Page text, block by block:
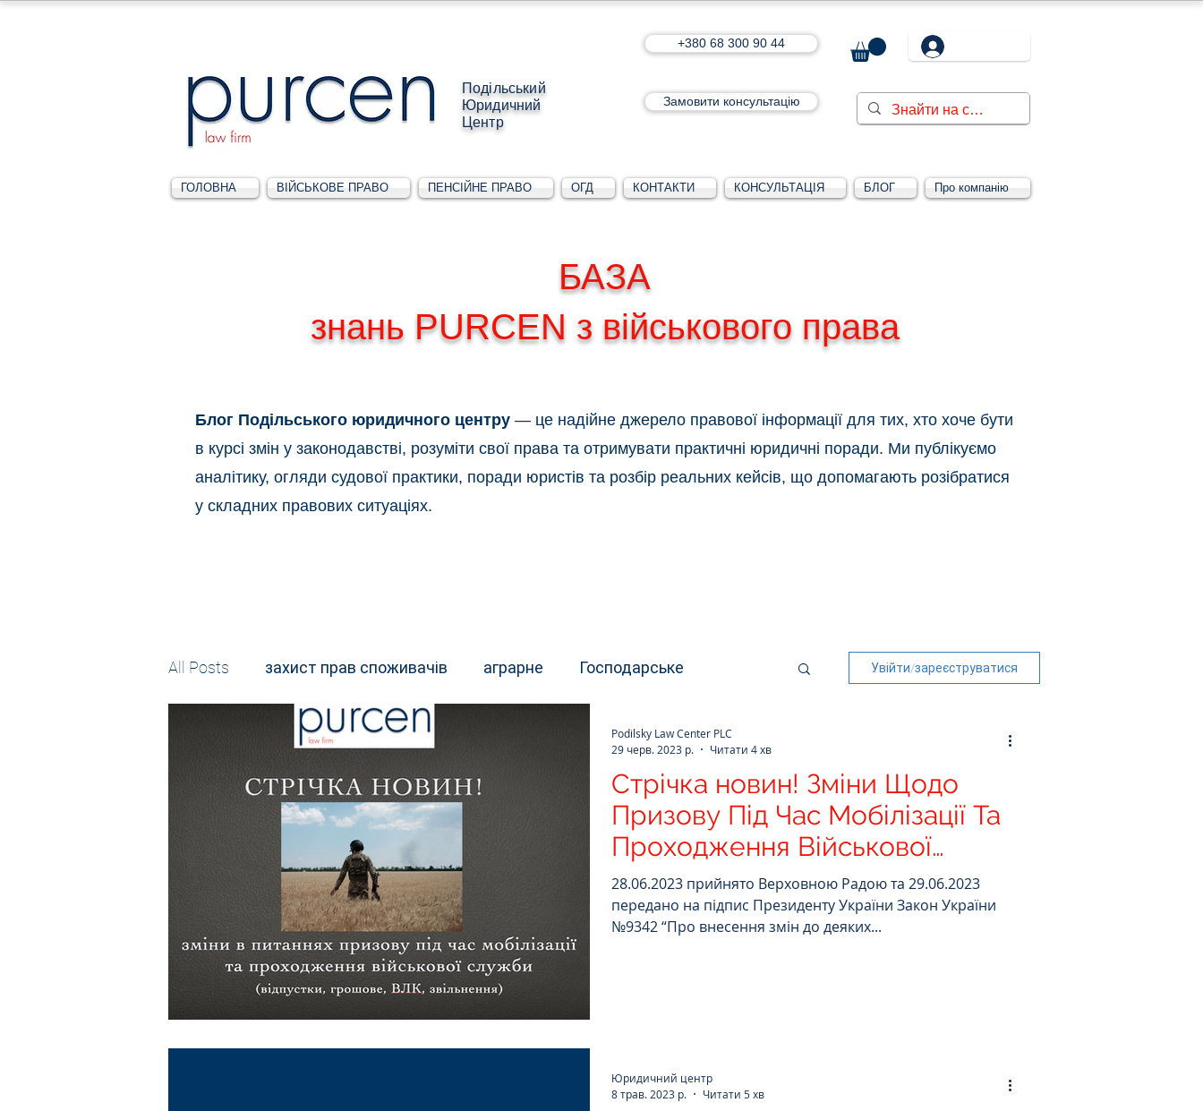
Подільський
Юридичний
Центр
+380 68 300 90 44
Замовити консультацію
ГОЛОВНА ВІЙСЬКОВЕ ПРАВО ПЕНСІЙНЕ ПРАВО ОГД КОНТАКТИ КОНСУЛЬТАЦІЯ БЛОГ Про компанію
БАЗА
знань PURCEN з військового права
Блог Подільського юридичного центру — це надійне джерело правової інформації для тих, хто хоче бути
в курсі змін у законодавстві, розуміти свої права та отримувати практичні юридичні поради. Ми публікуємо
аналітику, огляди судової практики, поради юристів та розбір реальних кейсів, що допомагають розібратися
у складних правових ситуаціях.
All Posts захист прав споживачів аграрне Господарське
Адміністративне Для юридичних осіб Трудове
Земельне Інтелектуальна власність Спортивне право
Корупційне Адміністративі порушення Права Жінок
Поліцейському Житлове Призовнику
Моральна шкода Війна СЗЧ Декларування
Військове право
Увійти/зареєструватися
Стрічка новин! Зміни Щодо
Призову Під Час Мобілізації Та
Проходження Військової
Служби!
28.06.2023 прийнято Верховною Радою та 29.06.2023
передано на підпис Президенту України Закон України
№9342 “Про внесення змін до деяких...
Podilsky Law Center PLC
29 черв. 2023 р.
Читати 4 хв
Юридичний центр
8 трав. 2023 р.
Читати 5 хв